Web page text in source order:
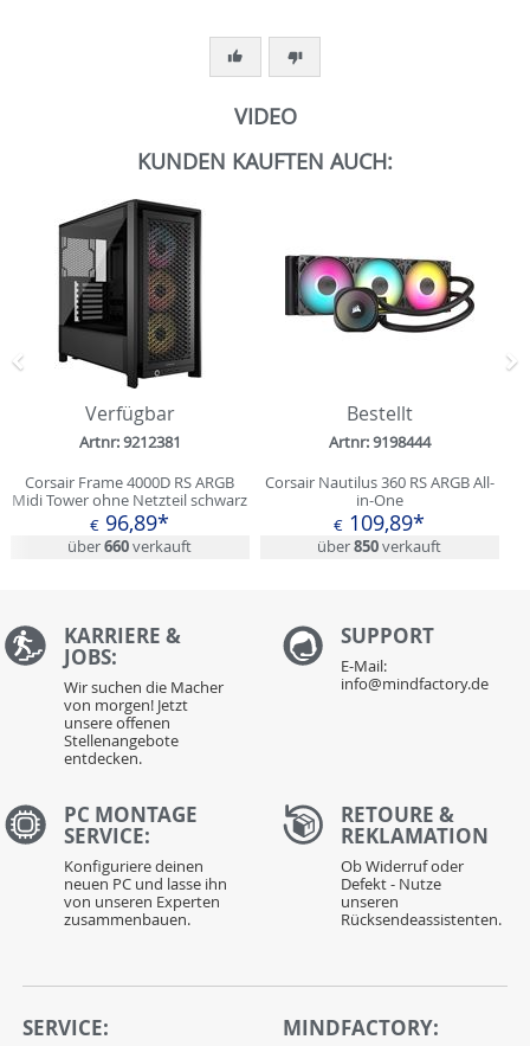
VIDEO
KUNDEN KAUFTEN AUCH:
Verfügbar
Artnr: 9212381
Corsair Frame 4000D RS ARGB
Midi Tower ohne Netzteil schwarz
€ 96,89*
über660verkauft
Bestellt
Artnr: 9198444
Corsair Nautilus 360 RS ARGB All-
in-One
€ 109,89*
über850verkauft
Zurück
KARRIERE &
JOBS:
Wir suchen die Macher
von morgen! Jetzt
unsere offenen
Stellenangebote
entdecken.
SUPPORT
E-Mail:
info@mindfactory.de
PC MONTAGE
SERVICE:
Konfiguriere deinen
neuen PC und lasse ihn
von unseren Experten
zusammenbauen.
RETOURE &
REKLAMATION
Ob Widerruf oder
Defekt - Nutze
unseren
Rücksendeassistenten.
SERVICE: MINDFACTORY: